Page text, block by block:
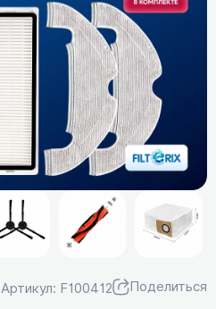
Артикул: F100412 Поделиться